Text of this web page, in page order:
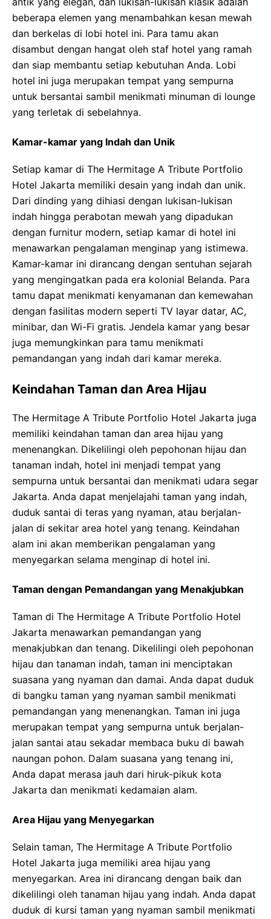
beberapa elemen yang menambahkan kesan mewah
dan berkelas di lobi hotel ini. Para tamu akan
disambut dengan hangat oleh staf hotel yang ramah
dan siap membantu setiap kebutuhan Anda. Lobi
hotel ini juga merupakan tempat yang sempurna
untuk bersantai sambil menikmati minuman di lounge
yang terletak di sebelahnya.
Kamar-kamar yang Indah dan Unik
Setiap kamar di The Hermitage A Tribute Portfolio
Hotel Jakarta memiliki desain yang indah dan unik.
Dari dinding yang dihiasi dengan lukisan-lukisan
indah hingga perabotan mewah yang dipadukan
dengan furnitur modern, setiap kamar di hotel ini
menawarkan pengalaman menginap yang istimewa.
Kamar-kamar ini dirancang dengan sentuhan sejarah
yang mengingatkan pada era kolonial Belanda. Para
tamu dapat menikmati kenyamanan dan kemewahan
dengan fasilitas modern seperti TV layar datar, AC,
minibar, dan Wi-Fi gratis. Jendela kamar yang besar
juga memungkinkan para tamu menikmati
pemandangan yang indah dari kamar mereka.
Keindahan Taman dan Area Hijau
The Hermitage A Tribute Portfolio Hotel Jakarta juga
memiliki keindahan taman dan area hijau yang
menenangkan. Dikelilingi oleh pepohonan hijau dan
tanaman indah, hotel ini menjadi tempat yang
sempurna untuk bersantai dan menikmati udara segar
Jakarta. Anda dapat menjelajahi taman yang indah,
duduk santai di teras yang nyaman, atau berjalan-
jalan di sekitar area hotel yang tenang. Keindahan
alam ini akan memberikan pengalaman yang
menyegarkan selama menginap di hotel ini.
Taman dengan Pemandangan yang Menakjubkan
Taman di The Hermitage A Tribute Portfolio Hotel
Jakarta menawarkan pemandangan yang
menakjubkan dan tenang. Dikelilingi oleh pepohonan
hijau dan tanaman indah, taman ini menciptakan
suasana yang nyaman dan damai. Anda dapat duduk
di bangku taman yang nyaman sambil menikmati
pemandangan yang menenangkan. Taman ini juga
merupakan tempat yang sempurna untuk berjalan-
jalan santai atau sekadar membaca buku di bawah
naungan pohon. Dalam suasana yang tenang ini,
Anda dapat merasa jauh dari hiruk-pikuk kota
Jakarta dan menikmati kedamaian alam.
Area Hijau yang Menyegarkan
Selain taman, The Hermitage A Tribute Portfolio
Hotel Jakarta juga memiliki area hijau yang
menyegarkan. Area ini dirancang dengan baik dan
dikelilingi oleh tanaman hijau yang indah. Anda dapat
duduk di kursi taman yang nyaman sambil menikmati